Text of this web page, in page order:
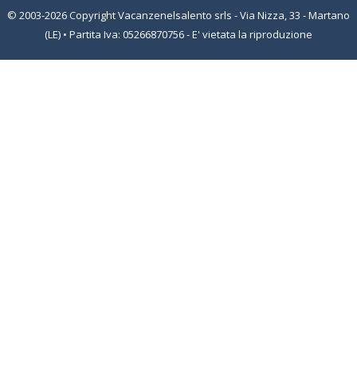
© 2003-2026 Copyright Vacanzenelsalento srls - Via Nizza, 33 - Martano
(LE) • Partita Iva: 05266870756 - E' vietata la riproduzione